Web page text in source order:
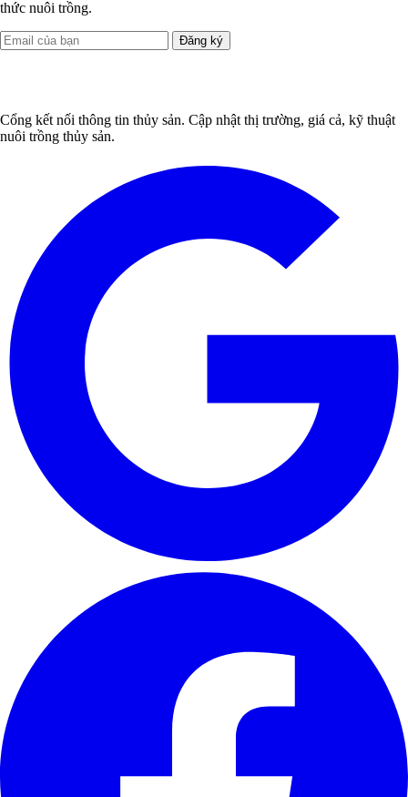
thức nuôi trồng.
Đăng ký
Cổng kết nối thông tin thủy sản. Cập nhật thị trường, giá cả, kỹ thuật
nuôi trồng thủy sản.